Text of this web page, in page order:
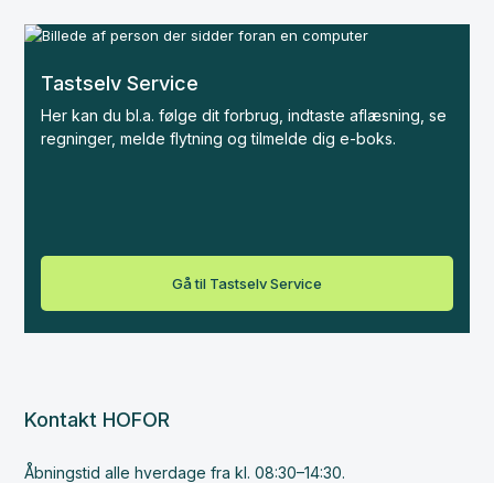
Tastselv Service
Her kan du bl.a. følge dit forbrug, indtaste aflæsning, se
regninger, melde flytning og tilmelde dig e-boks.
Gå til Tastselv Service
Kontakt HOFOR
Åbningstid alle hverdage fra kl. 08:30–14:30.